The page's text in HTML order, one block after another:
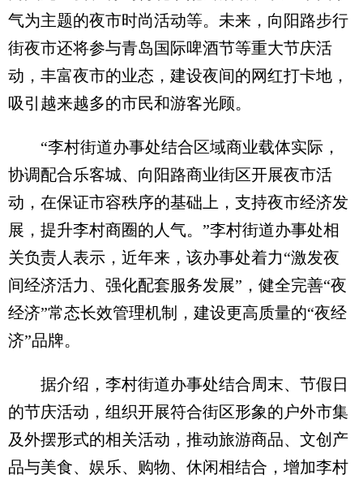
气为主题的夜市时尚活动等。未来，向阳路步行
街夜市还将参与青岛国际啤酒节等重大节庆活
动，丰富夜市的业态，建设夜间的网红打卡地，
吸引越来越多的市民和游客光顾。
“李村街道办事处结合区域商业载体实际，
协调配合乐客城、向阳路商业街区开展夜市活
动，在保证市容秩序的基础上，支持夜市经济发
展，提升李村商圈的人气。”李村街道办事处相
关负责人表示，近年来，该办事处着力“激发夜
间经济活力、强化配套服务发展”，健全完善“夜
经济”常态长效管理机制，建设更高质量的“夜经
济”品牌。
据介绍，李村街道办事处结合周末、节假日
的节庆活动，组织开展符合街区形象的户外市集
及外摆形式的相关活动，推动旅游商品、文创产
品与美食、娱乐、购物、休闲相结合，增加李村